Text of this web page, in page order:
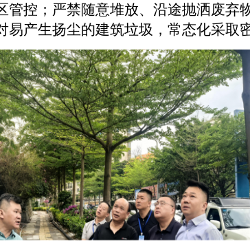
控；严禁随意堆放、沿途抛洒废弃
产生扬尘的建筑垃圾，常态化采取